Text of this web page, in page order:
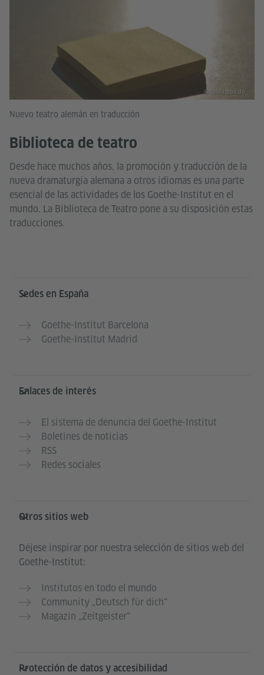
Nuevo teatro alemán en traducción
Biblioteca de teatro
Desde hace muchos años, la promoción y traducción de la
nueva dramaturgia alemana a otros idiomas es una parte
esencial de las actividades de los Goethe-Institut en el
mundo. La Biblioteca de Teatro pone a su disposición estas
traducciones.
© colourbox.de
Service- und Informationsbereich
Sedes en España
Goethe-Institut Barcelona
Goethe-Institut Madrid
Enlaces de interés
El sistema de denuncia del Goethe-Institut
Boletines de noticias
RSS
Redes sociales
Otros sitios web
Déjese inspirar por nuestra selección de sitios web del
Goethe-Institut:
Institutos en todo el mundo
Community „Deutsch für dich“
Magazin „Zeitgeister“
Protección de datos y accesibilidad